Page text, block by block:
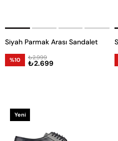
Siyah Parmak Arası Sandalet
%10 ₺2.699
₺2.999
Yeni